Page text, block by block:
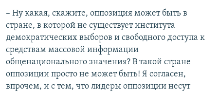
– Ну какая, скажите, оппозиция может быть в
стране, в которой не существует института
демократических выборов и свободного доступа к
средствам массовой информации
общенационального значения? В такой стране
оппозиции просто не может быть! Я согласен,
впрочем, и с тем, что лидеры оппозиции несут